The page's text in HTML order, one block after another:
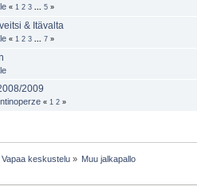
« 1 2 3 5 »
& Itävalta
« 1 2 3 7 »
2009
« 1 2 »
Vapaa keskustelu» Muu jalkapallo